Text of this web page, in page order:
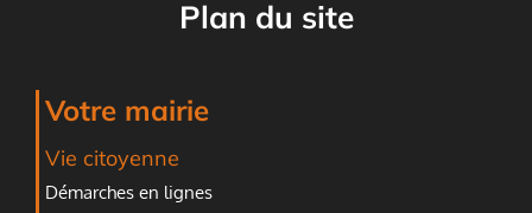
Plan du site
Votre mairie
Vie citoyenne
Démarches en lignes